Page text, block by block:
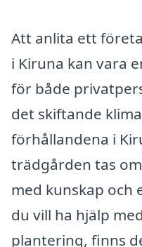
Att anlita ett
i Kiruna kan vara
för både
det skiftande
förhållandena i
trädgården tas
med kunskap och
du vill ha hjälp
plantering, finns